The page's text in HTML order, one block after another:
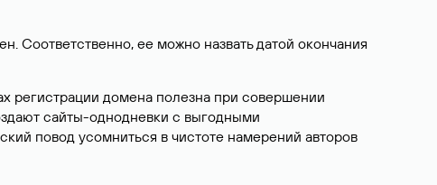
Соответственно, ее можно назвать датой окончания
регистрации домена полезна при совершении
сайты-однодневки с выгодными
повод усомниться в чистоте намерений авторов